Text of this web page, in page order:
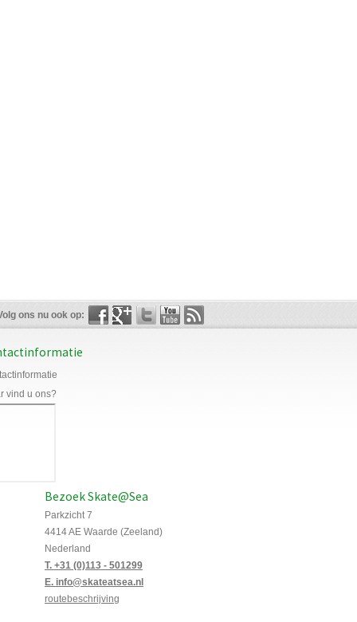
ons nu ook op:
vind u ons?
Bezoek Skate@Sea
Parkzicht 7
4414 AE Waarde (Zeeland)
Nederland
T. +31 (0)113 - 501299
E. info@skateatsea.nl
routebeschrijving